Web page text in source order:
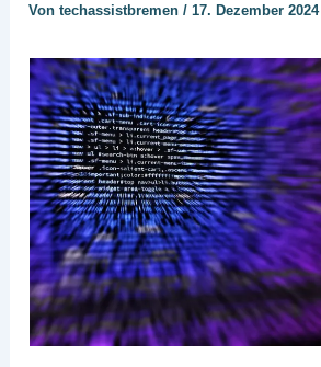
Vontechassistbremen/ 17. Dezember 2024